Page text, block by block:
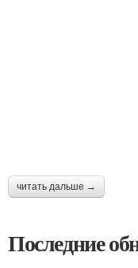
читать дальше →
Последние